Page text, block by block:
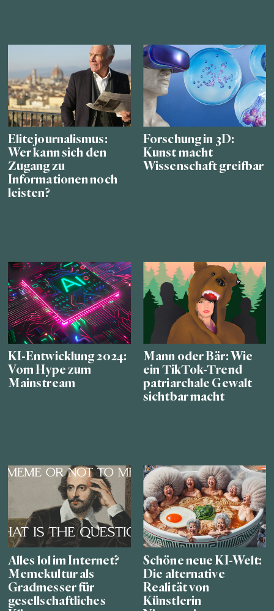
Elitejournalismus:
Wer kann sich den
Zugang zu
Informationen noch
leisten?
Forschung in 3D:
Kunst macht
Wissenschaft greifbar
KI-Entwicklung 2024:
Vom Hype zum
Mainstream
Mann oder Bär: Wie
ein TikTok-Trend
patriarchale Gewalt
sichtbar macht
Alles lol im Internet?
Memekultur als
Gradmesser für
gesellschaftliches
Schöne neue KI-Welt:
Die alternative
Realität von
Künstlerin